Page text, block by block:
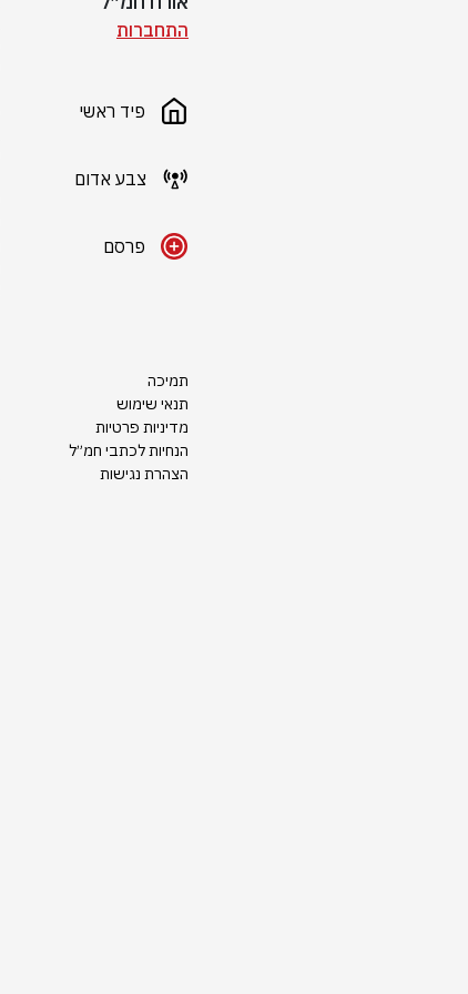
התחברות
פיד ראשי
צבע אדום
פרסם
תמיכה
תנאי שימוש
מדיניות פרטיות
הנחיות לכתבי חמ״ל
הצהרת נגישות